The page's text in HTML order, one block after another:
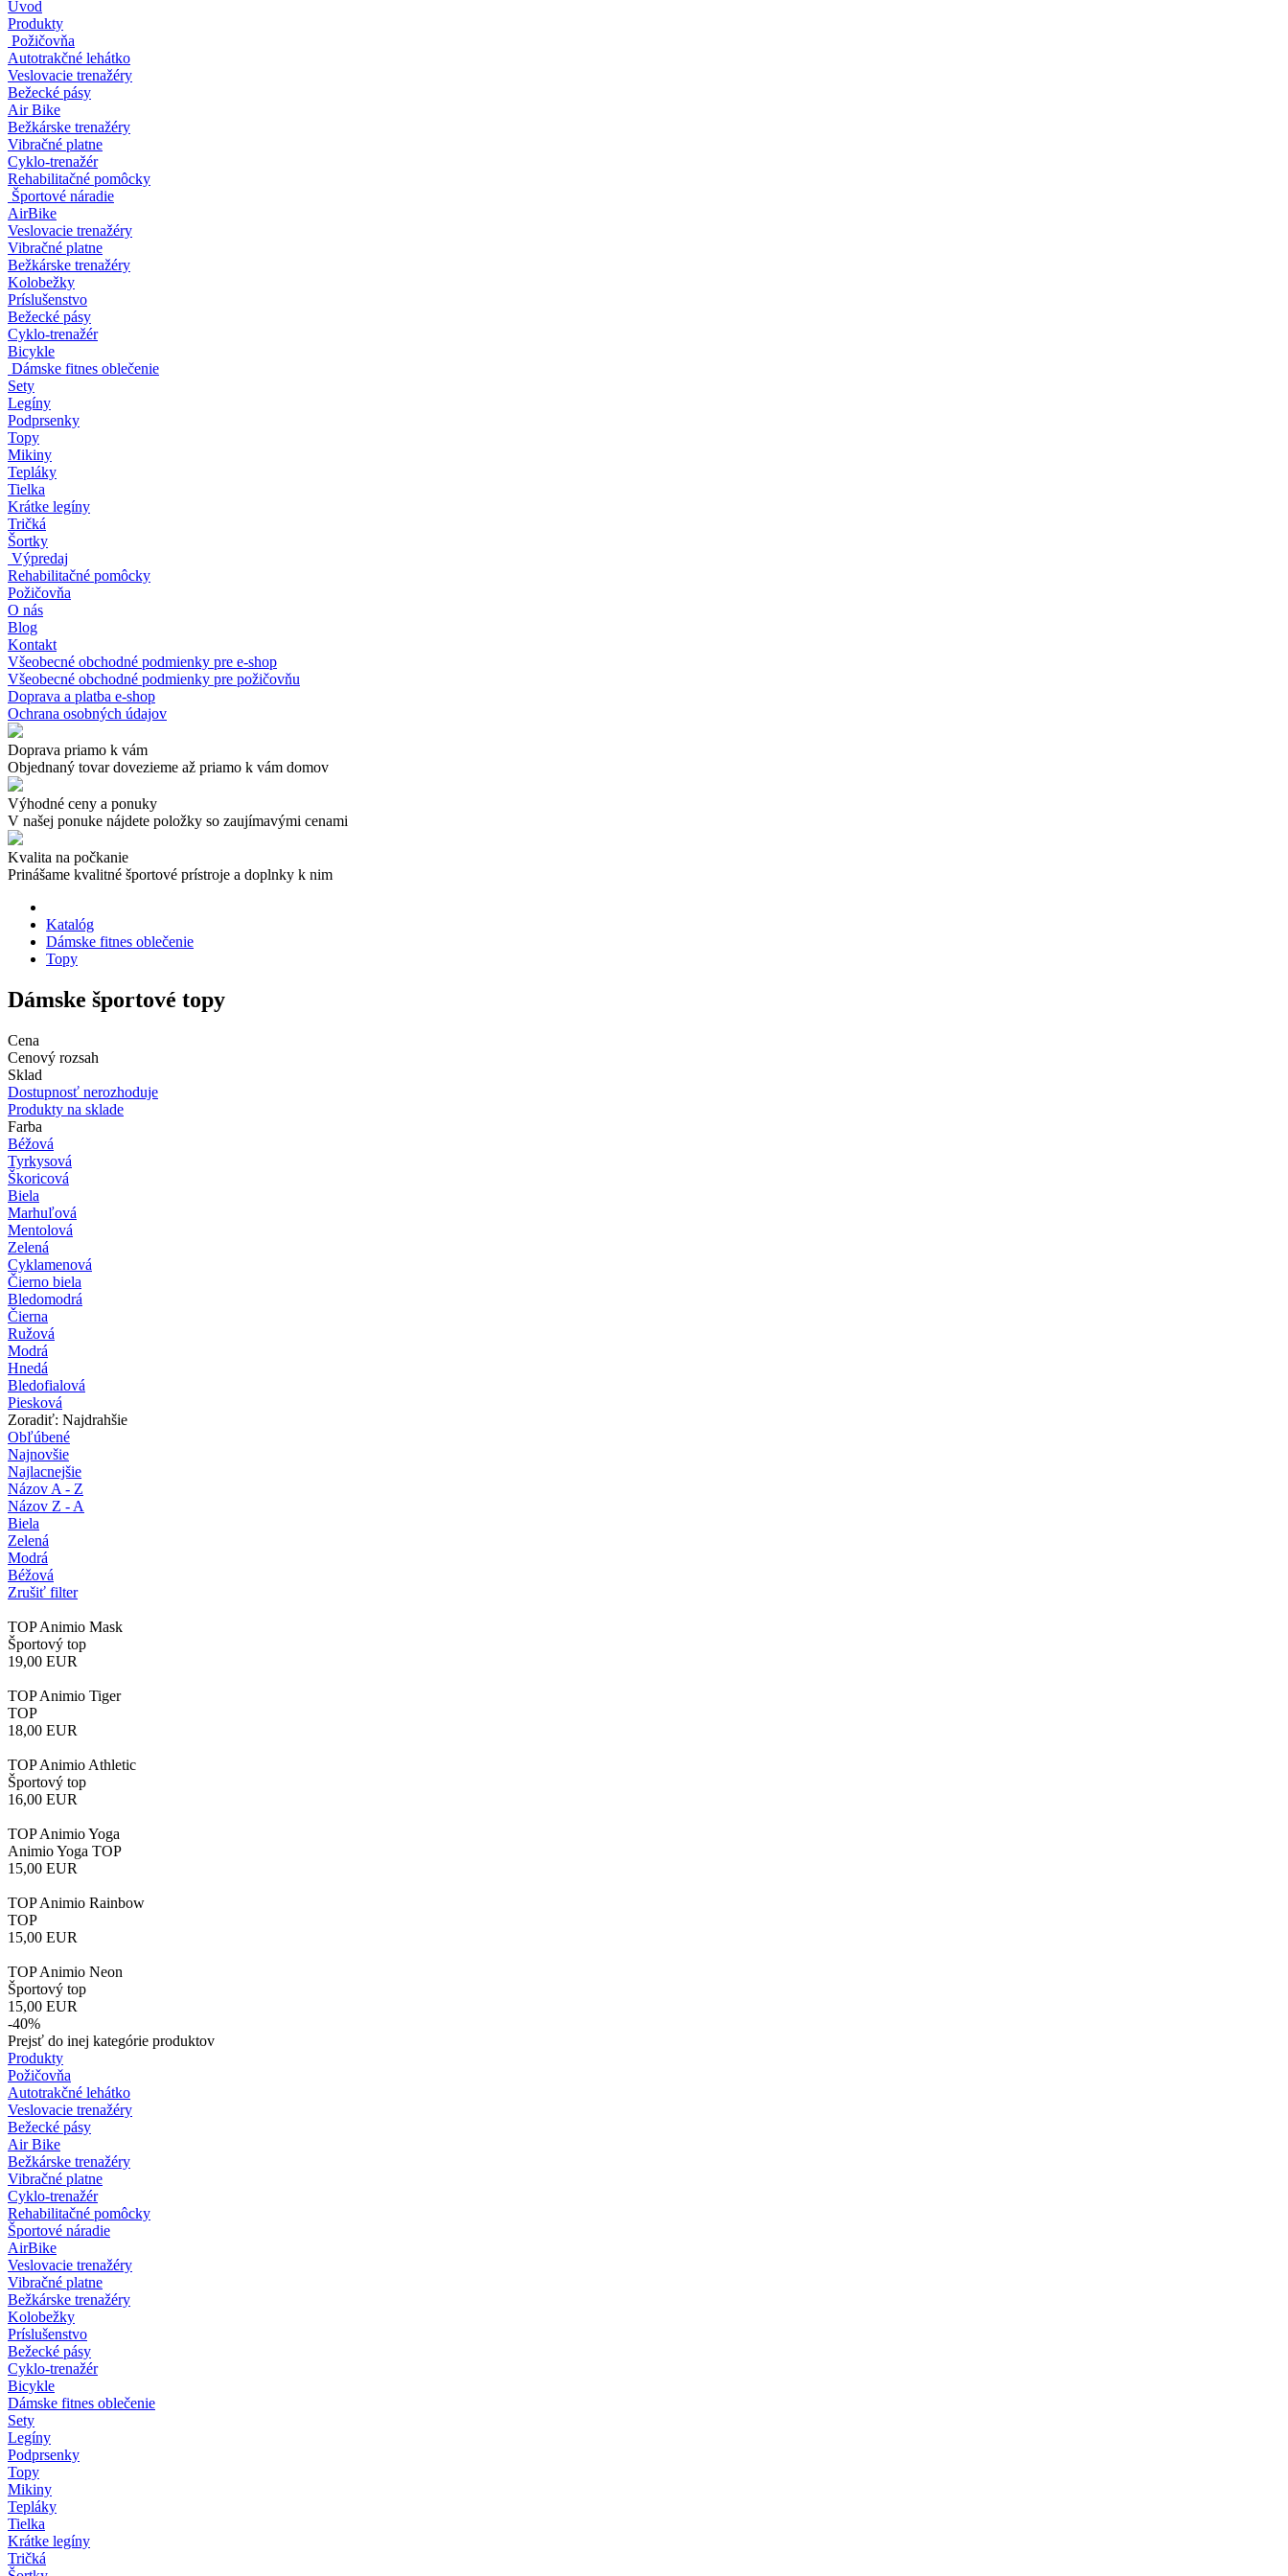
Úvod
Produkty
Požičovňa
Autotrakčné lehátko
Veslovacie trenažéry
Bežecké pásy
Air Bike
Bežkárske trenažéry
Vibračné platne
Cyklo-trenažér
Rehabilitačné pomôcky
Športové náradie
AirBike
Veslovacie trenažéry
Vibračné platne
Bežkárske trenažéry
Kolobežky
Príslušenstvo
Bežecké pásy
Cyklo-trenažér
Bicykle
Dámske fitnes oblečenie
Sety
Legíny
Podprsenky
Topy
Mikiny
Tepláky
Tielka
Krátke legíny
Tričká
Šortky
Výpredaj
Rehabilitačné pomôcky
Požičovňa
O nás
Blog
Kontakt
Všeobecné obchodné podmienky pre e-shop
Všeobecné obchodné podmienky pre požičovňu
Doprava a platba e-shop
Ochrana osobných údajov
Doprava priamo k vám
Objednaný tovar dovezieme až priamo k vám domov
Výhodné ceny a ponuky
V našej ponuke nájdete položky so zaujímavými cenami
Kvalita na počkanie
Prinášame kvalitné športové prístroje a doplnky k nim
Katalóg
Dámske fitnes oblečenie
Topy
Dámske športové topy
Cena
Cenový rozsah
Sklad
Dostupnosť nerozhoduje
Produkty na sklade
Farba
Béžová
Tyrkysová
Škoricová
Biela
Marhuľová
Mentolová
Zelená
Cyklamenová
Čierno biela
Bledomodrá
Čierna
Ružová
Modrá
Hnedá
Bledofialová
Piesková
Zoradiť: Najdrahšie
Obľúbené
Najnovšie
Najlacnejšie
Názov A - Z
Názov Z - A
Biela
Zelená
Modrá
Béžová
Zrušiť filter
TOP Animio Mask
Športový top
19,00 EUR
TOP Animio Tiger
TOP
18,00 EUR
TOP Animio Athletic
Športový top
16,00 EUR
TOP Animio Yoga
Animio Yoga TOP
15,00 EUR
TOP Animio Rainbow
TOP
15,00 EUR
TOP Animio Neon
Športový top
15,00 EUR
-40%
Prejsť do inej kategórie produktov
Produkty
Požičovňa
Autotrakčné lehátko
Veslovacie trenažéry
Bežecké pásy
Air Bike
Bežkárske trenažéry
Vibračné platne
Cyklo-trenažér
Rehabilitačné pomôcky
Športové náradie
AirBike
Veslovacie trenažéry
Vibračné platne
Bežkárske trenažéry
Kolobežky
Príslušenstvo
Bežecké pásy
Cyklo-trenažér
Bicykle
Dámske fitnes oblečenie
Sety
Legíny
Podprsenky
Topy
Mikiny
Tepláky
Tielka
Krátke legíny
Tričká